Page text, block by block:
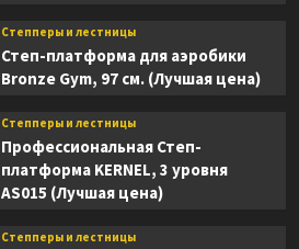
Степперы и лестницы
Степ-платформа для аэробики
Bronze Gym, 97 см. (Лучшая цена)
Степперы и лестницы
Профессиональная Степ-
платформа KERNEL, 3 уровня
AS015 (Лучшая цена)
Степперы и лестницы